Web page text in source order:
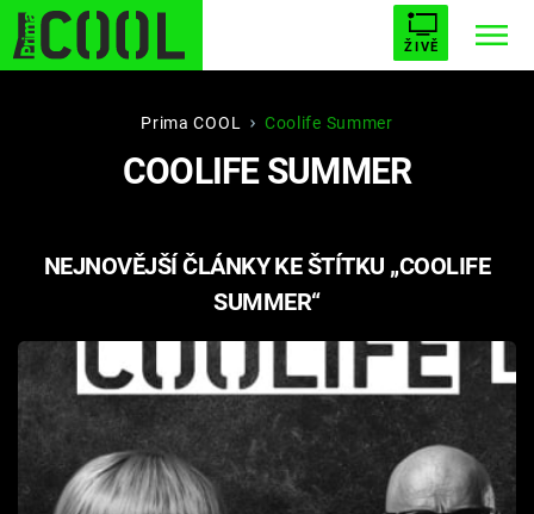
ŽIVĚ
STARHOUSE BUFFY, PŘEMOŽITELKA UPÍRŮ
PLNEJ KOTEL AVENGERS 5
Filmy
Seriály
Hry
Prima COOL Coolife Summer
COOLIFE SUMMER
NEJNOVĚJŠÍ ČLÁNKY KE ŠTÍTKU „COOLIFE
SUMMER“